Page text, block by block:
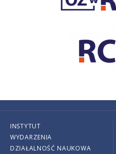
INSTYTUT
WYDARZENIA
DZIAŁALNOŚĆ NAUKOWA